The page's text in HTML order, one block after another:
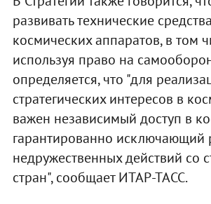
развивать технические
космических аппаратов, в том
используя право на
определяется, что "для
стратегических интересов в
важен независимый доступ в
гарантированно исключающий
недружественных действий со
стран", сообщает ИТАР-ТАСС.